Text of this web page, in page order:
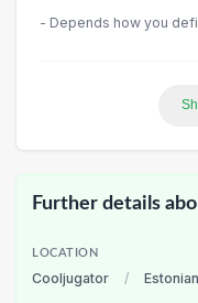
- Depends how you
Further details
LOCATION
Cooljugator / Estonian